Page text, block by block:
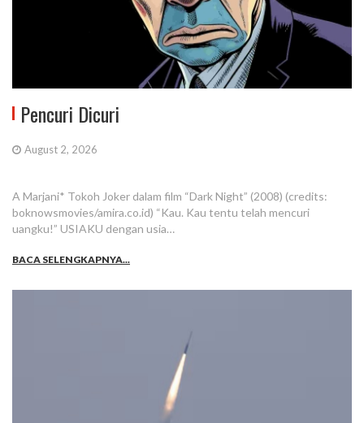
Pencuri Dicuri
August 2, 2026
A Marjani* Tokoh Joker dalam film “Dark Night” (2008) (credits:
boknowsmovies/amira.co.id) “Kau. Kau tentu telah mencuri
uangku!” USIAKU dengan usia…
BACA SELENGKAPNYA...